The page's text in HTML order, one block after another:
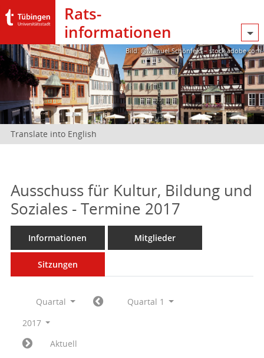
Rats­
informationen
Bild: @Manuel Schönfeld – stock.adobe.com
Translate into English
Ausschuss für Kultur, Bildung und
Soziales - Termine 2017
Informationen Mitglieder
Sitzungen
Quartal
Quartal 1
2017
Aktuell